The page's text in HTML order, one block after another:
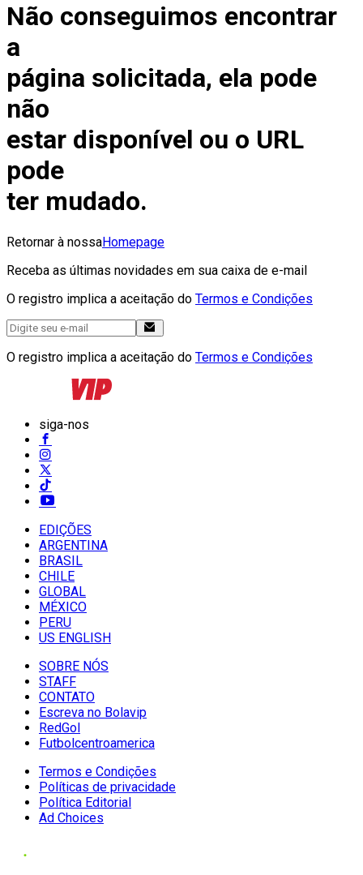
Não conseguimos encontrar
a
página solicitada, ela pode
não
estar disponível ou o URL
pode
ter mudado.
Retornar à nossaHomepage
Receba as últimas novidades em sua caixa de e-mail
O registro implica a aceitação do Termos e Condições
O registro implica a aceitação do Termos e Condições
siga-nos
EDIÇÕES
ARGENTINA
BRASIL
CHILE
GLOBAL
MÉXICO
PERU
US ENGLISH
SOBRE NÓS
STAFF
CONTATO
Escreva no Bolavip
RedGol
Futbolcentroamerica
Termos e Condições
Políticas de privacidade
Política Editorial
Ad Choices